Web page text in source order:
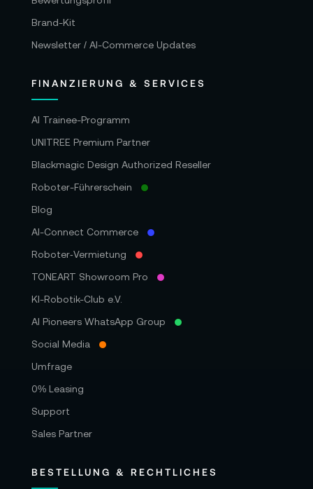
Brand-Kit
Newsletter / AI-Commerce Updates
FINANZIERUNG & SERVICES
AI Trainee-Programm
UNITREE Premium Partner
Blackmagic Design Authorized Reseller
Roboter-Führerschein
Blog
AI-Connect Commerce
Roboter‑Vermietung
TONEART Showroom Pro
KI-Robotik-Club e.V.
AI Pioneers WhatsApp Group
Social Media
Umfrage
0% Leasing
Support
Sales Partner
BESTELLUNG & RECHTLICHES